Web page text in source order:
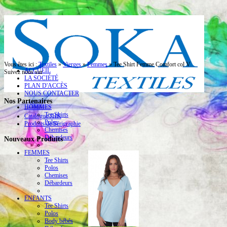
ACCUEIL
LA SOCIÉTÉ
PLAN D'ACCÈS
NOUS CONTACTER
HOMMES
Tee Shirts
Polos
Chemises
Débardeurs
FEMMES
Tee Shirts
Polos
Chemises
Débardeurs
ENFANTS
Tee Shirts
Polos
Body bébés
Vous êtes ici :Textiles »Vierges»Femmes» Tee Shirt Femme Comfort col V
Suivez nous sur
Nos Partenaires
Catalogue JHK
Produits de Sérigraphie
Nouveaux Produits